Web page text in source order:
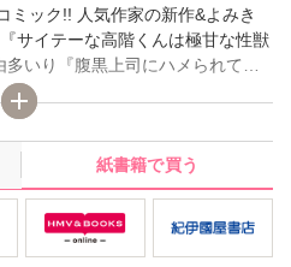
ミック!! 人気作家の新作&よみき
サイテーな高階くんは極甘な性獣
いり『腹黒上司にハメられて罠
ヒミツの恋愛事情』
紙書籍で買う